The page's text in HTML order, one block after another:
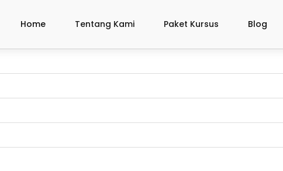
Home Tentang Kami Paket Kursus Blog